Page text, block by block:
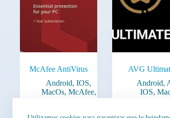
McAfee AntiVirus
Android, IOS,
MacOs, McAfee,
AVG
Android,
IOS,